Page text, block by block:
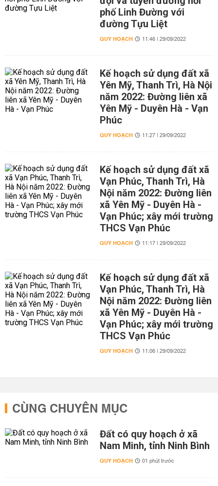
phố Linh Đường với
đường Tựu Liệt
QUY HOẠCH 11:46 | 29/09/2022
Kế hoạch sử dụng đất xã
Yên Mỹ, Thanh Trì, Hà Nội
năm 2022: Đường liên xã
Yên Mỹ - Duyên Hà - Vạn
Phúc
QUY HOẠCH 11:27 | 29/09/2022
Kế hoạch sử dụng đất xã
Vạn Phúc, Thanh Trì, Hà
Nội năm 2022: Đường liên
xã Yên Mỹ - Duyên Hà -
Vạn Phúc; xây mới trường
THCS Vạn Phúc
QUY HOẠCH 11:17 | 29/09/2022
Kế hoạch sử dụng đất xã
Vạn Phúc, Thanh Trì, Hà
Nội năm 2022: Đường liên
xã Yên Mỹ - Duyên Hà -
Vạn Phúc; xây mới trường
THCS Vạn Phúc
QUY HOẠCH 11:06 | 29/09/2022
CÙNG CHUYÊN MỤC
Đất có quy hoạch ở xã
Nam Minh, tỉnh Ninh Bình
QUY HOẠCH 01 phút trước